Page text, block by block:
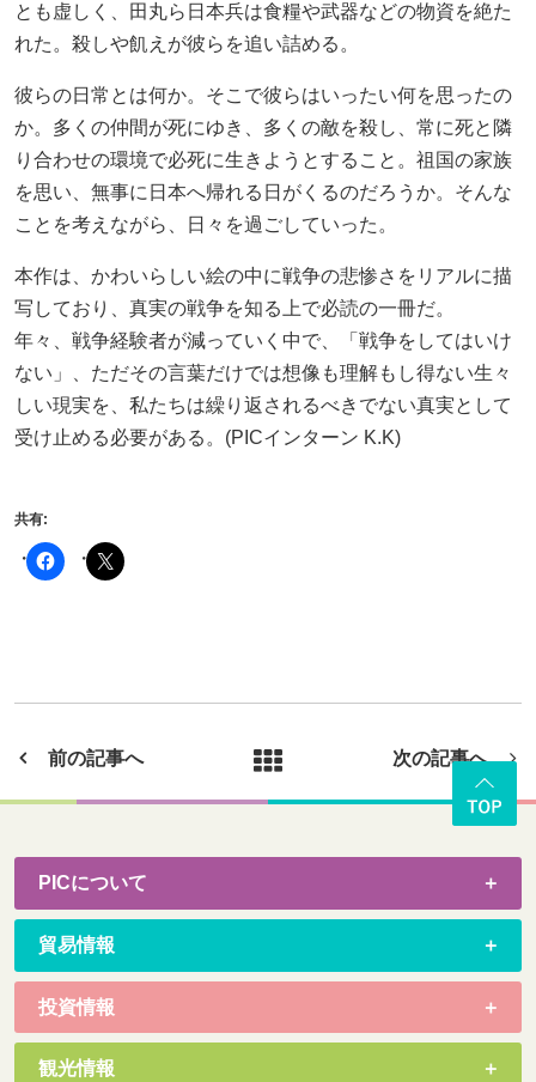
とも虚しく、田丸ら日本兵は食糧や武器などの物資を絶た
れた。殺しや飢えが彼らを追い詰める。
彼らの日常とは何か。そこで彼らはいったい何を思ったの
か。多くの仲間が死にゆき、多くの敵を殺し、常に死と隣
り合わせの環境で必死に生きようとすること。祖国の家族
を思い、無事に日本へ帰れる日がくるのだろうか。そんな
ことを考えながら、日々を過ごしていった。
本作は、かわいらしい絵の中に戦争の悲惨さをリアルに描
写しており、真実の戦争を知る上で必読の一冊だ。
年々、戦争経験者が減っていく中で、「戦争をしてはいけ
ない」、ただその言葉だけでは想像も理解もし得ない生々
しい現実を、私たちは繰り返されるべきでない真実として
受け止める必要がある。(PICインターン K.K)
共有:
前の記事へ 次の記事へ
PICについて
貿易情報
投資情報
観光情報